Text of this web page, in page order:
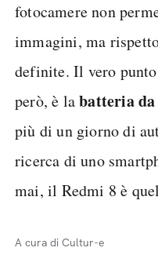
fotocamere non
immagini, ma
definite. Il vero
però, è labatteria
più di un giorno di
ricerca di uno
mai, il Redmi 8 è
A cura di Cultur-e